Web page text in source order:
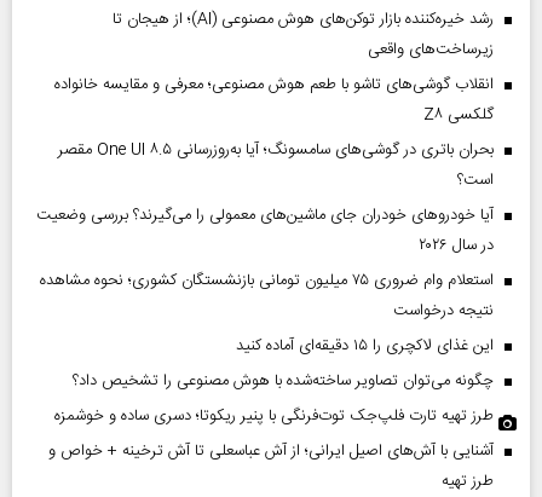
رشد خیره‌کننده بازار توکن‌های هوش مصنوعی (AI)؛ از هیجان تا
زیرساخت‌های واقعی
انقلاب گوشی‌های تاشو‌ با طعم هوش مصنوعی؛ معرفی و مقایسه خانواده
گلکسی Z۸
بحران باتری در گوشی‌های سامسونگ؛ آیا به‌روزرسانی One UI ۸.۵ مقصر
است؟
آیا خودروهای خودران جای ماشین‌های معمولی را می‌گیرند؟ بررسی وضعیت
در سال ۲۰۲۶
استعلام وام ضروری ۷۵ میلیون تومانی بازنشستگان کشوری؛ نحوه مشاهده
نتیجه درخواست
این غذای لاکچری را ۱۵ دقیقه‌ای آماده کنید
چگونه می‌توان تصاویر ساخته‌شده با هوش مصنوعی را تشخیص داد؟
طرز تهیه تارت فلپ‌جک توت‌فرنگی با پنیر ریکوتا؛ دسری ساده و خوشمزه
آشنایی با آش‌های اصیل ایرانی؛ از آش عباسعلی تا آش ترخینه + خواص و
طرز تهیه